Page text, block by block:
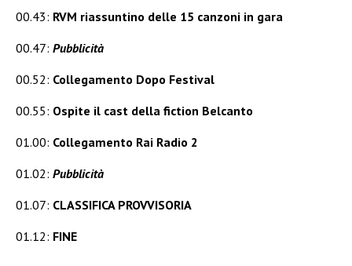
00.43: RVM riassuntino delle 15 canzoni in gara
00.47: Pubblicità
00.52: Collegamento Dopo Festival
00.55: Ospite il cast della fiction Belcanto
01.00: Collegamento Rai Radio 2
01.02: Pubblicità
01.07: CLASSIFICA PROVVISORIA
01.12: FINE